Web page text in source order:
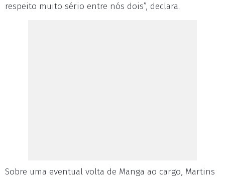
respeito muito sério entre nós dois”, declara.
Sobre uma eventual volta de Manga ao cargo, Martins